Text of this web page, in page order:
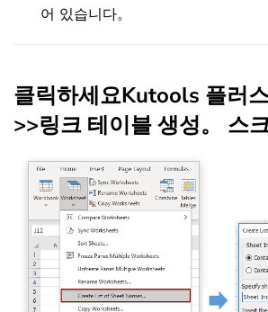
어 있습니다。
클릭하세요Kutools 플러
>>링크 테이블 생성。 스